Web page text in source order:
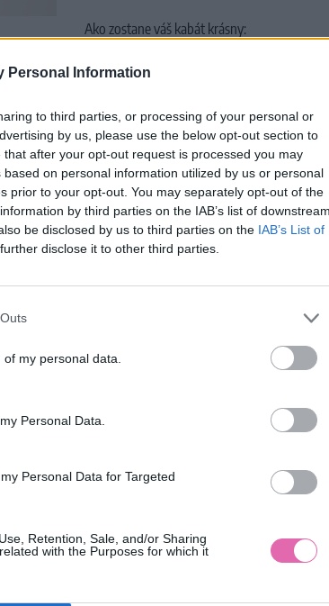
Personal Information
to third parties, or processing of your personal or
by us, please use the below opt-out section to
after your opt-out request is processed you may
on personal information utilized by us or personal
prior to your opt-out. You may separately opt-out of the
by third parties on the IAB’s list of downstream
be disclosed by us to third parties on the IAB’s List of
disclose it to other third parties.
my personal data.
Personal Data.
Personal Data for Targeted
Retention, Sale, and/or Sharing
with the Purposes for which it
Ako zostane váš kabát krásny:
Perte v podobných farbách, perte naruby,
uzávery pred praním a nepoužívajte aviváž
Materiál:100% Organická Bavlna ,
ECOVERO™)
Pranie:30 stupňov
SA VÁM TIEŽ HODIŤ